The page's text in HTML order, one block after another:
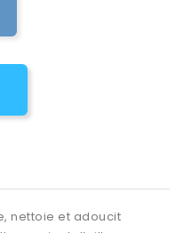
nettoie et adoucit